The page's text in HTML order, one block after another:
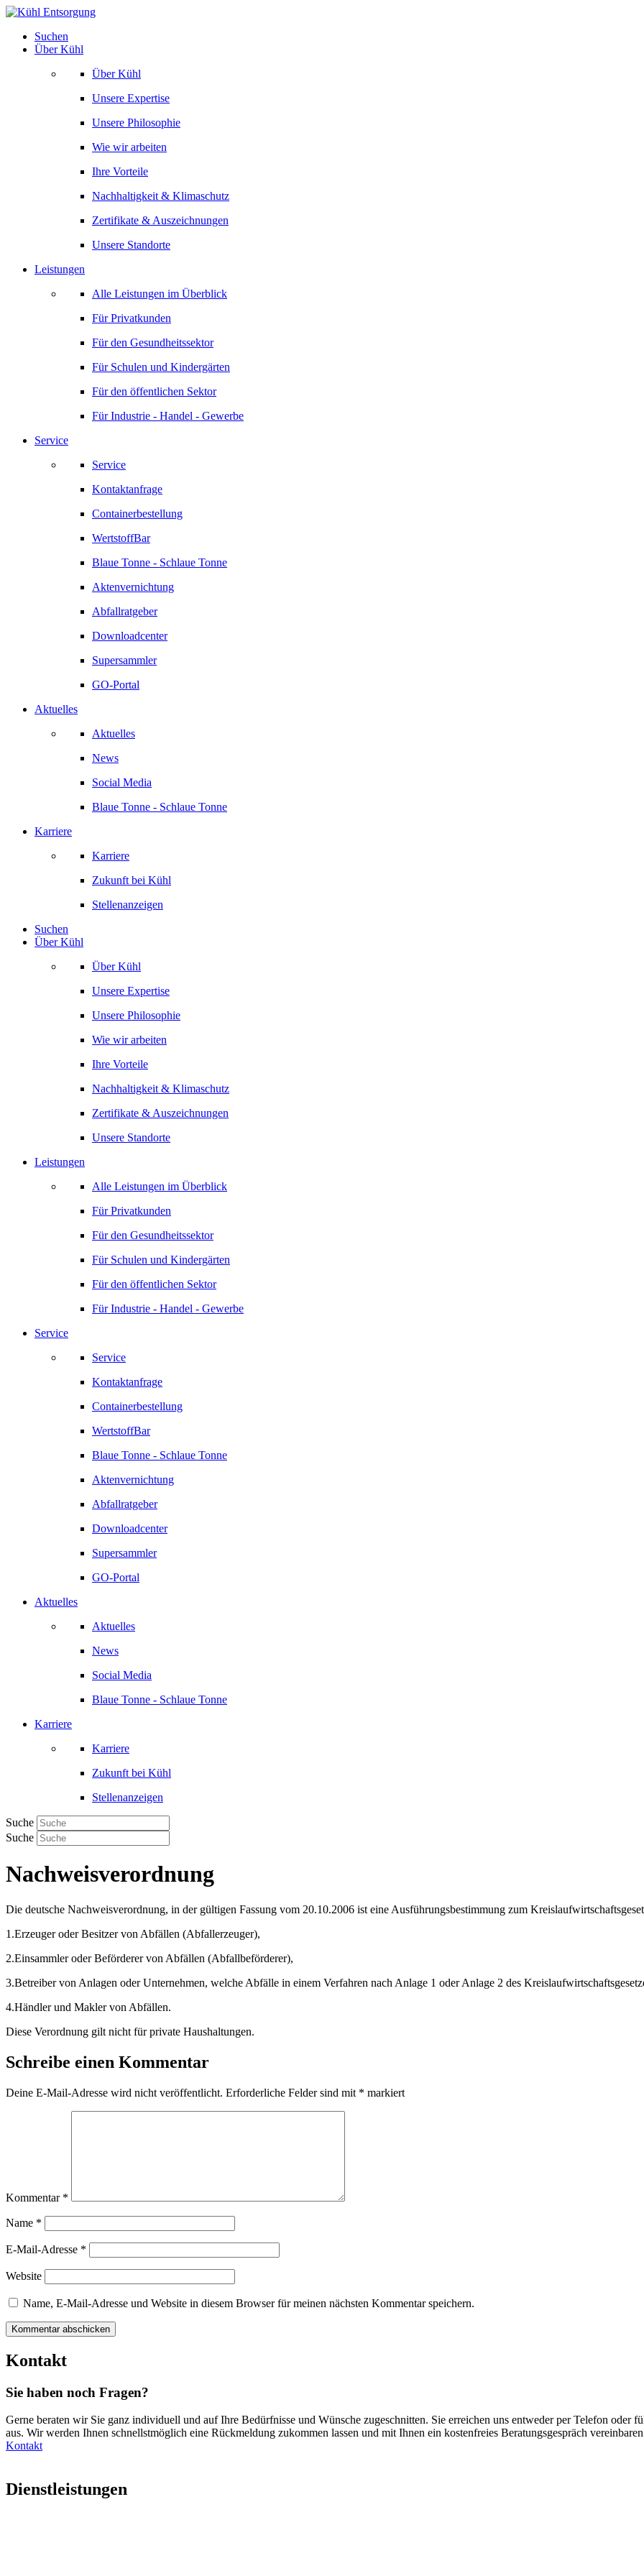
Zum
springenSuchen
Über Kühl
Über Kühl
Unsere Expertise
Unsere Philosophie
Wie wir arbeiten
Ihre Vorteile
Nachhaltigkeit & Klimaschutz
Zertifikate & Auszeichnungen
Unsere Standorte
Leistungen
Alle Leistungen im Überblick
Für Privatkunden
Für den Gesundheitssektor
Für Schulen und Kindergärten
Für den öffentlichen Sektor
Für Industrie - Handel - Gewerbe
Service
Service
Kontaktanfrage
Containerbestellung
WertstoffBar
Blaue Tonne - Schlaue Tonne
Aktenvernichtung
Abfallratgeber
Downloadcenter
Supersammler
GO-Portal
Aktuelles
Aktuelles
News
Social Media
Blaue Tonne - Schlaue Tonne
Karriere
Karriere
Zukunft bei Kühl
Stellenanzeigen
Suchen
Über Kühl
Über Kühl
Unsere Expertise
Unsere Philosophie
Wie wir arbeiten
Ihre Vorteile
Nachhaltigkeit & Klimaschutz
Zertifikate & Auszeichnungen
Unsere Standorte
Leistungen
Alle Leistungen im Überblick
Für Privatkunden
Für den Gesundheitssektor
Für Schulen und Kindergärten
Für den öffentlichen Sektor
Für Industrie - Handel - Gewerbe
Service
Service
Kontaktanfrage
Containerbestellung
WertstoffBar
Blaue Tonne - Schlaue Tonne
Aktenvernichtung
Abfallratgeber
Downloadcenter
Supersammler
GO-Portal
Aktuelles
Aktuelles
News
Social Media
Blaue Tonne - Schlaue Tonne
Karriere
Karriere
Zukunft bei Kühl
Stellenanzeigen
Suche
Suche
Nachweisverordnung
Die deutsche Nachweisverordnung, in der gültigen Fassung vom 20.10.2006 ist eine Ausführungsbestimmung zum
1.Erzeuger oder Besitzer von Abfällen (Abfallerzeuger),
2.Einsammler oder Beförderer von Abfällen (Abfallbeförderer),
3.Betreiber von Anlagen oder Unternehmen, welche Abfälle in einem Verfahren nach Anlage 1 oder Anlage 2 des
4.Händler und Makler von Abfällen.
Diese Verordnung gilt nicht für private Haushaltungen.
Schreibe einen Kommentar
Deine E-Mail-Adresse wird nicht veröffentlicht. Erforderliche Felder sind mit * markiert
Kommentar *
Name *
E-Mail-Adresse *
Website
Name, E-Mail-Adresse und Website in diesem Browser für meinen nächsten Kommentar speichern.
Kontakt
Sie haben noch Fragen?
Gerne beraten wir Sie ganz individuell und auf Ihre Bedürfnisse und Wünsche zugeschnitten. Sie erreichen uns entweder per Telefon oder
aus. Wir werden Ihnen schnellstmöglich eine Rückmeldung zukommen lassen und mit Ihnen ein kostenfreies Beratungsgespräch
Kontakt
Dienstleistungen